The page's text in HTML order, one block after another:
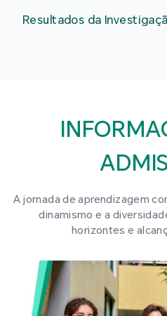
Resultados da
A jornada de aprendizagem
dinamismo e a
horizontes e